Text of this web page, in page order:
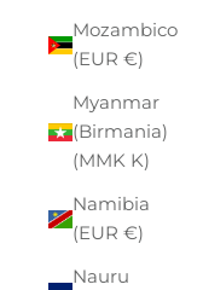
Mozambico
(EUR €)
Myanmar
(Birmania)
(MMK K)
Namibia
(EUR €)
Nauru